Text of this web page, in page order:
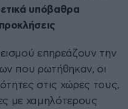
υπόβαθρα
επηρεάζουν την
που ρωτήθηκαν, οι
στις χώρες τους,
με χαμηλότερους